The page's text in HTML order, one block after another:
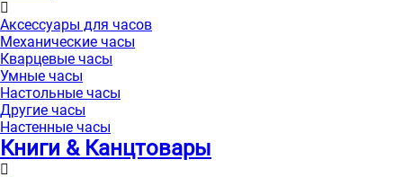
Аксессуары для часов
Механические часы
Кварцевые часы
Умные часы
Настольные часы
Другие часы
Настенные часы
Книги & Канцтовары